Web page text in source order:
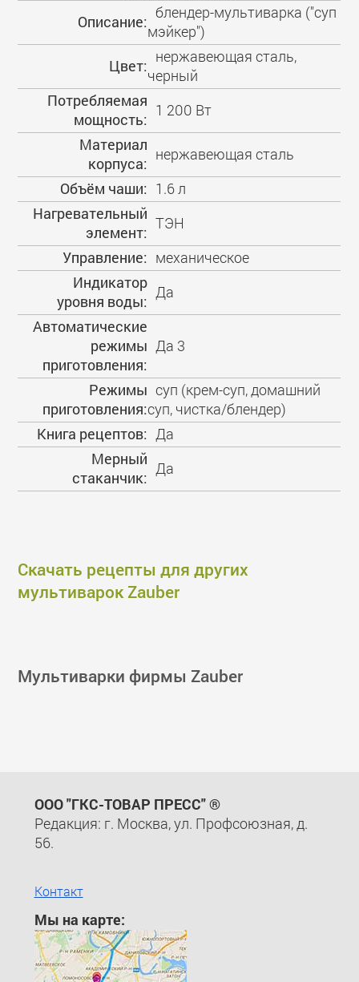
Описание:
блендер-мультиварка ("суп
мэйкер")
Цвет:
нержавеющая сталь,
черный
Потребляемая
мощность:
1 200 Вт
Материал
корпуса:
нержавеющая сталь
Объём чаши: 1.6 л
Нагревательный
элемент:
ТЭН
Управление: механическое
Индикатор
уровня воды:
Да
Автоматические
режимы
приготовления:
Да 3
Режимы
приготовления:
суп (крем-суп, домашний
суп, чистка/блендер)
Книга рецептов: Да
Мерный
стаканчик:
Да
Скачать рецепты для других
мультиварок Zauber
Мультиварки фирмы Zauber
ООО "ГКС-ТОВАР ПРЕСС" ®
Редакция: г. Москва, ул. Профсоюзная, д.
56.
Контакт
Мы на карте: